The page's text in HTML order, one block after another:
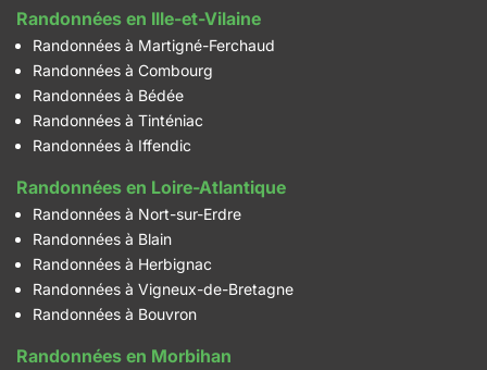
Randonnées en Ille-et-Vilaine
Randonnées à Martigné-Ferchaud
Randonnées à Combourg
Randonnées à Bédée
Randonnées à Tinténiac
Randonnées à Iffendic
Randonnées en Loire-Atlantique
Randonnées à Nort-sur-Erdre
Randonnées à Blain
Randonnées à Herbignac
Randonnées à Vigneux-de-Bretagne
Randonnées à Bouvron
Randonnées en Morbihan